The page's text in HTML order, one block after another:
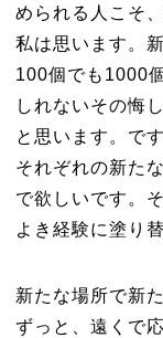
められる人こそ
私は思います。
100個でも1000
しれないその悔
と思います。で
それぞれの新た
で欲しいです。
よき経験に塗り
新たな場所で新
ずっと、遠くで